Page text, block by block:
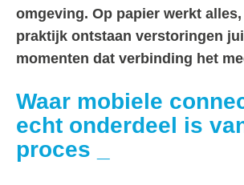
omgeving. Op papier werkt
praktijk ontstaan verstoringen
momenten dat verbinding het
Waar mobiele
echt onderdeel is
proces